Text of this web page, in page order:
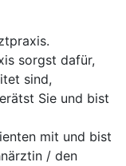
sorgst dafür,
sind,
Sie und bist
mit und bist
/ den